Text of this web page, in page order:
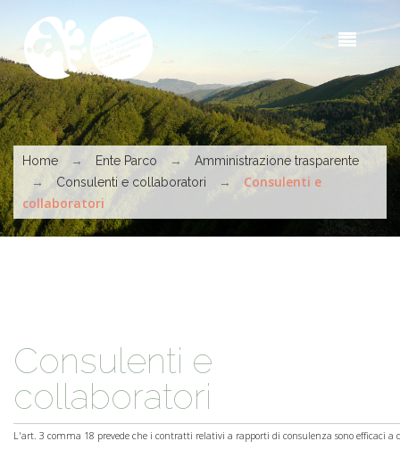
Tu sei qui
Home → Ente Parco → Amministrazione trasparente
→ Consulenti e collaboratori →
Consulenti e
collaboratori
Consulenti e
collaboratori
L'art. 3 comma 18 prevede che i contratti relativi a rapporti di consulenza sono efficaci